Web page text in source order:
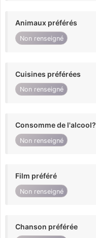
Animaux préférés
Non renseigné
Cuisines préférées
Non renseigné
Consomme de l'alcool?
Non renseigné
Film préféré
Non renseigné
Chanson préférée